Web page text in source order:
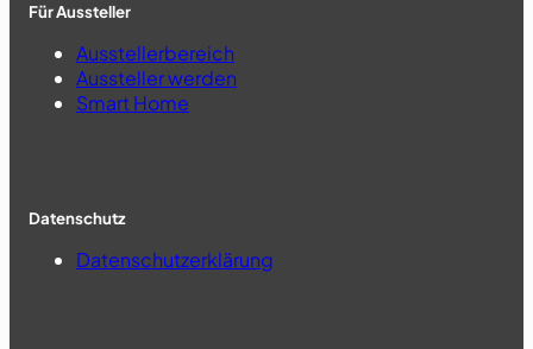
Für Aussteller
Ausstellerbereich
Aussteller werden
Smart Home
Datenschutz
Datenschutzerklärung